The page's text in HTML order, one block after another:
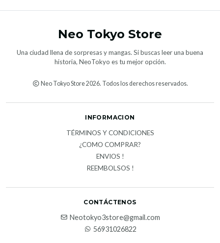
Neo Tokyo Store
Una ciudad llena de sorpresas y mangas. Si buscas leer una buena
historia, NeoTokyo es tu mejor opción.
Neo Tokyo Store 2026. Todos los derechos reservados.
INFORMACION
TÉRMINOS Y CONDICIONES
¿COMO COMPRAR?
ENVIOS !
REEMBOLSOS !
CONTÁCTENOS
Neotokyo3store@gmail.com
56931026822